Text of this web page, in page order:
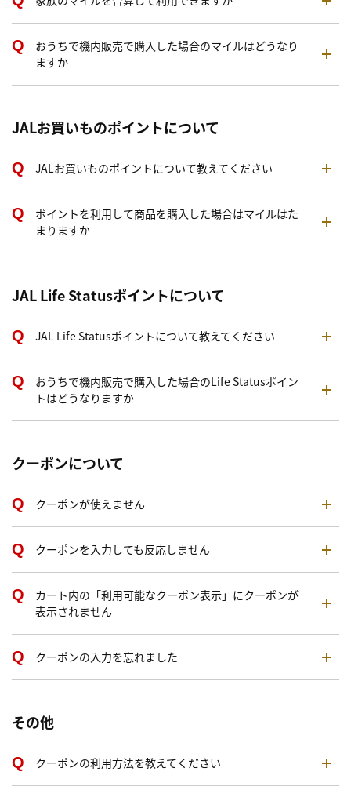
おうちで機内販売で購入した場合のマイルはどうなり
ますか
JALお買いものポイントについて
JALお買いものポイントについて教えてください
ポイントを利用して商品を購入した場合はマイルはた
まりますか
JAL Life Statusポイントについて
JAL Life Statusポイントについて教えてください
おうちで機内販売で購入した場合のLife Statusポイン
トはどうなりますか
クーポンについて
クーポンが使えません
クーポンを入力しても反応しません
カート内の「利用可能なクーポン表示」にクーポンが
表示されません
クーポンの入力を忘れました
その他
クーポンの利用方法を教えてください